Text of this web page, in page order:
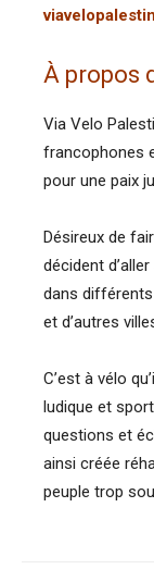
À propos
Via Velo
francophones
pour une paix
Désireux de
décident
dans différents
et d’autres
C’est à vélo
ludique et
questions et
ainsi créée
peuple trop